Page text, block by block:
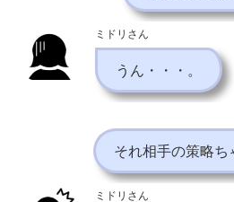
ミドリさん
うん・・・。
それ相手の策略ち
ミドリさん